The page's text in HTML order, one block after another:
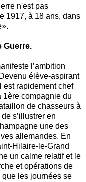
n'est pas
1917, à 18 ans, dans
Guerre.
l’ambition
élève-aspirant
est rapidement chef
1ère compagnie du
de chasseurs à
s’illustrer en
une des
allemandes. En
Hilaire-le-Grand
un calme relatif et le
et opérations de
que les journées se